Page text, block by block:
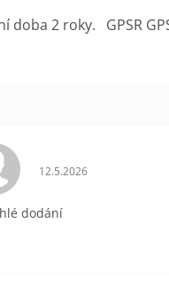
doba 2 roky. GPSR
Hodnocení obchodu
12.5.2026
dodání